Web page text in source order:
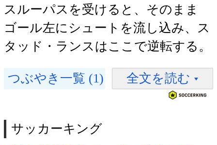
スルーパスを受けると、そのまま
ゴール左にシュートを流し込み、ス
タッド・ランスはここで逆転する。
つぶやき一覧 (1) 全文を読む
サッカーキング